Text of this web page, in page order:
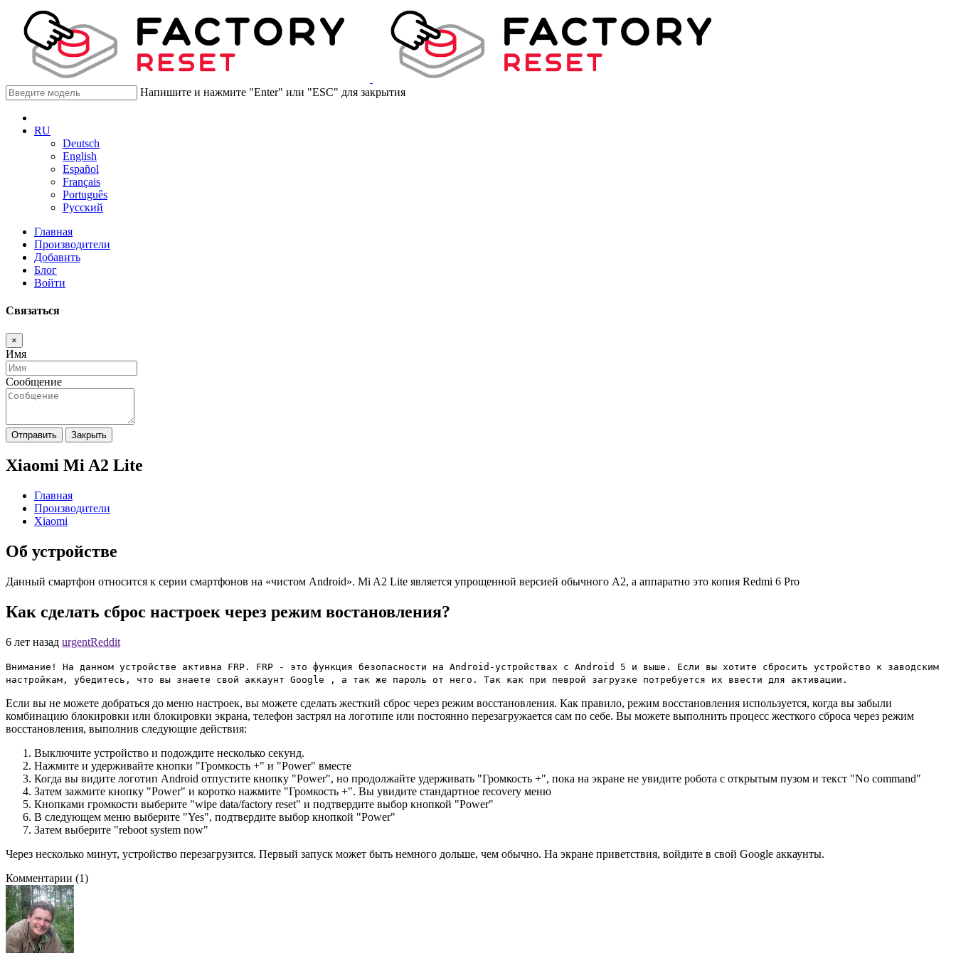
Напишите и нажмите "Enter" или "ESC" для закрытия
RU
Deutsch
English
Español
Français
Português
Русский
Главная
Производители
Добавить
Блог
Войти
Связаться
×
Имя
Сообщение
Отправить Закрыть
Xiaomi Mi A2 Lite
Главная
Производители
Xiaomi
Об устройстве
Данный смартфон относится к серии смартфонов на «чистом Android». Mi A2 Lite является упрощенной версией обычного A2, а аппаратно это копия Redmi 6 Pro
Как сделать сброс настроек через режим востановления?
6 лет назад urgentReddit
Внимание! На данном устройстве активна FRP. FRP - это функция безопасности на Android-устройствах с Android 5 и выше. Если вы хотите сбросить устройство к заводским
настройкам, убедитесь, что вы знаете свой аккаунт Google , а так же пароль от него. Так как при певрой загрузке потребуется их ввести для активации.
Если вы не можете добраться до меню настроек, вы можете сделать жесткий сброс через режим восстановления. Как правило, режим восстановления используется, когда вы забыли
комбинацию блокировки или блокировки экрана, телефон застрял на логотипе или постоянно перезагружается сам по себе. Вы можете выполнить процесс жесткого сброса через режим
восстановления, выполнив следующие действия:
Выключите устройство и подождите несколько секунд.
Нажмите и удерживайте кнопки "Громкость +" и "Power" вместе
Когда вы видите логотип Android отпустите кнопку "Power", но продолжайте удерживать "Громкость +", пока на экране не увидите робота с открытым пузом и текст "No command"
Затем зажмите кнопку "Power" и коротко нажмите "Громкость +". Вы увидите стандартное recovery меню
Кнопками громкости выберите "wipe data/factory reset" и подтвердите выбор кнопкой "Power"
В следующем меню выберите "Yes", подтвердите выбор кнопкой "Power"
Затем выберите "reboot system now"
Через несколько минут, устройство перезагрузится. Первый запуск может быть немного дольше, чем обычно. На экране приветствия, войдите в свой Google аккаунты.
Комментарии (1)